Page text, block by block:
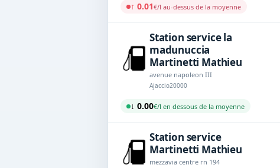
↑ 0.01€/l au-dessus de la moyenne
Station service la
madunuccia
Martinetti Mathieu
avenue napoleon III
Ajaccio20000
↓ 0.00€/l en dessous de la moyenne
Station service
Martinetti Mathieu
mezzavia centre rn 194